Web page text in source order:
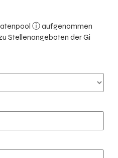
ⓘaufgenommen
Stellenangeboten der Gi